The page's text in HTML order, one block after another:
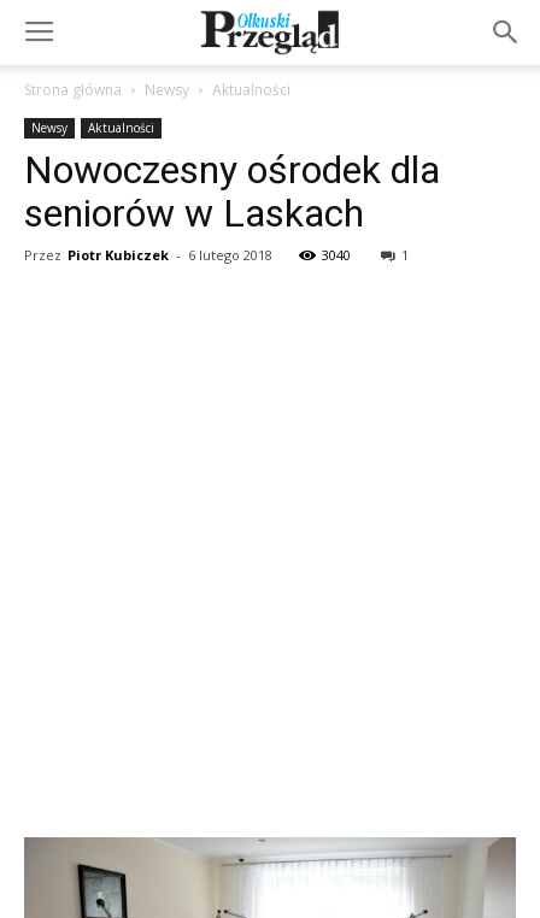
Strona główna Newsy Aktualności
Newsy Aktualności
Nowoczesny ośrodek dla
seniorów w Laskach
Przez Piotr Kubiczek - 6 lutego 2018 3040 1